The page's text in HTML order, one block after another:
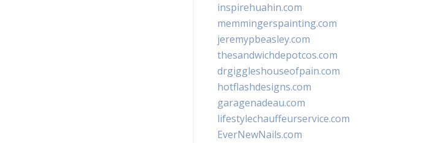
inspirehuahin.com
memmingerspainting.com
jeremypbeasley.com
thesandwichdepotcos.com
drgiggleshouseofpain.com
hotflashdesigns.com
garagenadeau.com
lifestylechauffeurservice.com
EverNewNails.com